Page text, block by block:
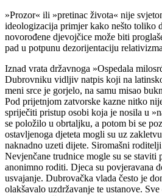
»Prozor« ili »pretinac života« nije
ideologizacija primjer kako nešto toliko
novorođene djevojčice može biti
pad u potpunu dezorijentaciju relativizma
Iznad vrata državnoga »Ospedala
Dubrovniku vidljiv natpis koji na
meni srce je gorjelo, na samu misao
Pod prijetnjom zatvorske kazne nitko
spriječiti pristup osobi koja je nosila u
se položilo u obrtaljku, a potom bi se
ostavljenoga djeteta mogli su uz
naknadno uzeti dijete. Siromašni
Nevjenčane trudnice mogle su se staviti
anonimno roditi. Djeca su povjeravana
usvajanje. Dubrovačka vlada često je
olakšavalo uzdržavanje te ustanove.